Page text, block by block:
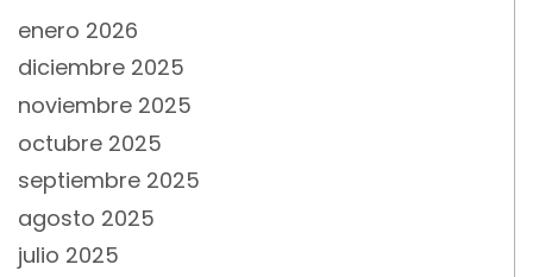
enero 2026
diciembre 2025
noviembre 2025
octubre 2025
septiembre 2025
agosto 2025
julio 2025